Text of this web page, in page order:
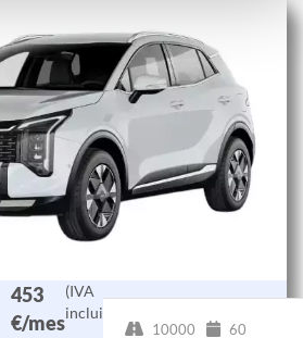
453
€/mes
(IVA
incluido)
10000 60